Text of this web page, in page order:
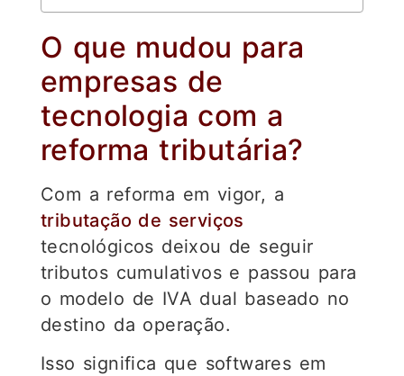
O que mudou para
empresas de
tecnologia com a
reforma tributária?
Com a reforma em vigor, a
tributação de serviços
tecnológicos deixou de seguir
tributos cumulativos e passou para
o modelo de IVA dual baseado no
destino da operação.
Isso significa que softwares em